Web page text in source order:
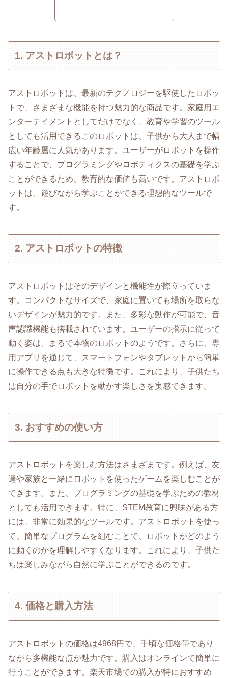
1. アストロボットとは？
アストロボットは、最新のテクノロジーを駆使したロボッ
トで、さまざまな機能を持つ魅力的な商品です。家庭用エ
ンターテイメントとしてだけでなく、教育や学習のツール
としても活用できるこのロボットは、子供から大人まで幅
広い年齢層に人気があります。ユーザーがロボットを操作
することで、プログラミングやロボティクスの基礎を学ぶ
ことができるため、教育的な価値も高いです。アストロボ
ットは、遊びながら学ぶことができる理想的なツールで
す。
2. アストロボットの特徴
アストロボットはそのデザインと機能性が際立っていま
す。コンパクトなサイズで、家庭に置いても場所を取らな
いデザインが魅力的です。また、多彩な動作が可能で、音
声認識機能も搭載されています。ユーザーの指示に従って
動く姿は、まるで本物のロボットのようです。さらに、専
用アプリを通じて、スマートフォンやタブレットから簡単
に操作できる点も大きな特徴です。これにより、子供たち
は自分の手でロボットを動かす楽しさを実感できます。
3. おすすめの使い方
アストロボットを楽しむ方法はさまざまです。例えば、友
達や家族と一緒にロボットを使ったゲームを楽しむことが
できます。また、プログラミングの基礎を学ぶための教材
としても活用できます。特に、STEM教育に興味がある方
には、非常に効果的なツールです。アストロボットを使っ
て、簡単なプログラムを組むことで、ロボットがどのよう
に動くのかを理解しやすくなります。これにより、子供た
ちは楽しみながら自然に学ぶことができるのです。
4. 価格と購入方法
アストロボットの価格は4968円で、手頃な価格帯であり
ながら多機能な点が魅力です。購入はオンラインで簡単に
行うことができます。楽天市場での購入が特におすすめ